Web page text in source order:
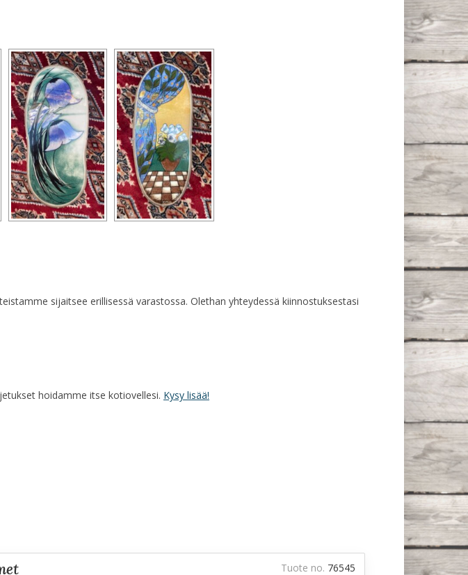
sijaitsee erillisessä varastossa. Olethan yhteydessä kiinnostuksestasi
hoidamme itse kotiovellesi. Kysy lisää!
Tuote no. 76545